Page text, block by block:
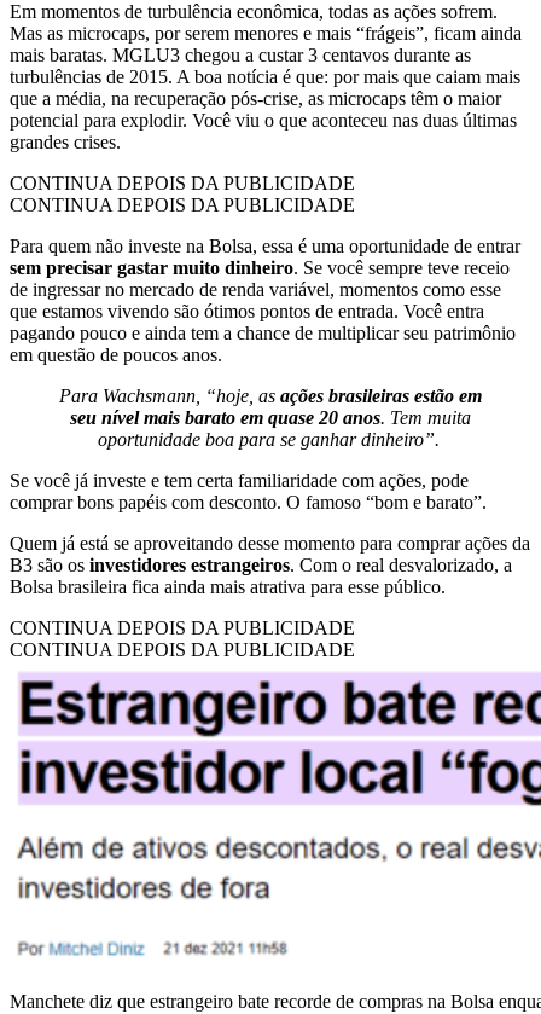
Em momentos de turbulência econômica, todas as ações sofrem.
Mas as microcaps, por serem menores e mais “frágeis”, ficam ainda
mais baratas. MGLU3 chegou a custar 3 centavos durante as
turbulências de 2015. A boa notícia é que: por mais que caiam mais
que a média, na recuperação pós-crise, as microcaps têm o maior
potencial para explodir. Você viu o que aconteceu nas duas últimas
grandes crises.
CONTINUA DEPOIS DA PUBLICIDADE
CONTINUA DEPOIS DA PUBLICIDADE
Para quem não investe na Bolsa, essa é uma oportunidade de entrar
sem precisar gastar muito dinheiro. Se você sempre teve receio
de ingressar no mercado de renda variável, momentos como esse
que estamos vivendo são ótimos pontos de entrada. Você entra
pagando pouco e ainda tem a chance de multiplicar seu patrimônio
em questão de poucos anos.
Para Wachsmann, “hoje, as ações brasileiras estão em
seu nível mais barato em quase 20 anos. Tem muita
oportunidade boa para se ganhar dinheiro”.
Se você já investe e tem certa familiaridade com ações, pode
comprar bons papéis com desconto. O famoso “bom e barato”.
Quem já está se aproveitando desse momento para comprar ações da
B3 são os investidores estrangeiros. Com o real desvalorizado, a
Bolsa brasileira fica ainda mais atrativa para esse público.
CONTINUA DEPOIS DA PUBLICIDADE
CONTINUA DEPOIS DA PUBLICIDADE
Manchete diz que estrangeiro bate recorde de compras na Bolsa